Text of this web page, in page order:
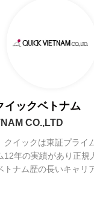
イックベトナム
CO.,LTD
クイックは東証プライ
12年の実績があり正規
トナム歴の長いキャリ